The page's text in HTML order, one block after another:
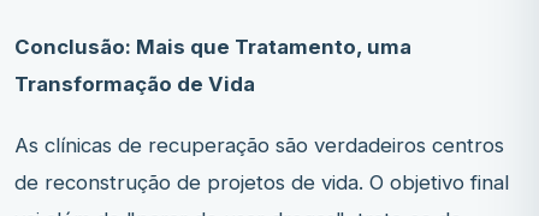
Conclusão: Mais que Tratamento, uma
Transformação de Vida
As clínicas de recuperação são verdadeiros centros
de reconstrução de projetos de vida. O objetivo final